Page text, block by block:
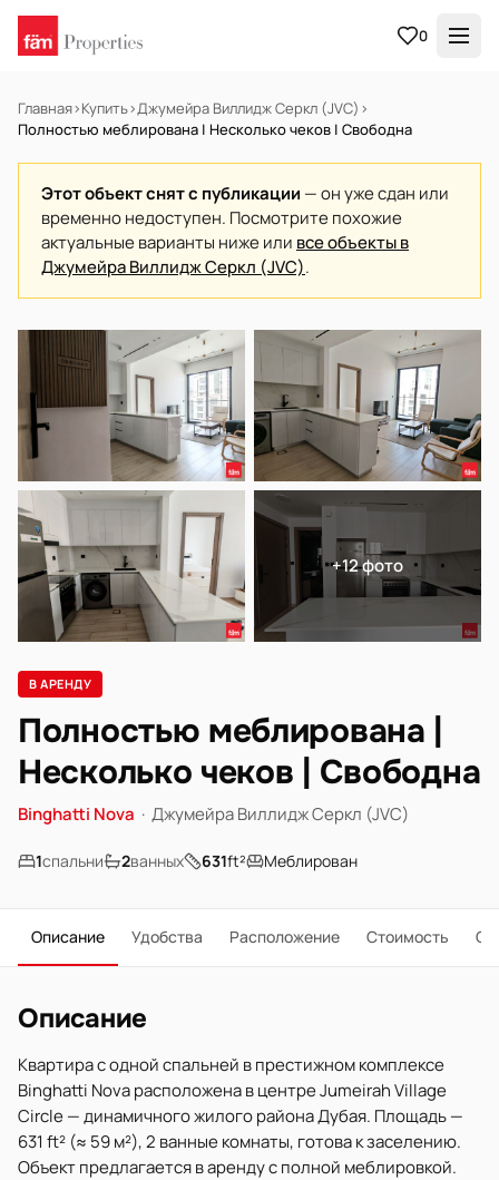
0
Главная›Купить›Джумейра Виллидж Серкл (JVC) ›
Полностью меблирована | Несколько чеков | Свободна
Этот объект снят с публикации — он уже сдан или
временно недоступен. Посмотрите похожие
актуальные варианты ниже или все объекты в
Джумейра Виллидж Серкл (JVC).
Готов к заселению
+12 фото
В АРЕНДУ
Полностью меблирована |
Несколько чеков | Свободна
Binghatti Nova · Джумейра Виллидж Серкл (JVC)
1спальни 2ванных 631ft² Меблирован
Описание Удобства Расположение Стоимость О
Описание
Квартира с одной спальней в престижном комплексе
Binghatti Nova расположена в центре Jumeirah Village
Circle — динамичного жилого района Дубая. Площадь —
631 ft² (≈ 59 м²), 2 ванные комнаты, готова к заселению.
Объект предлагается в аренду с полной меблировкой.